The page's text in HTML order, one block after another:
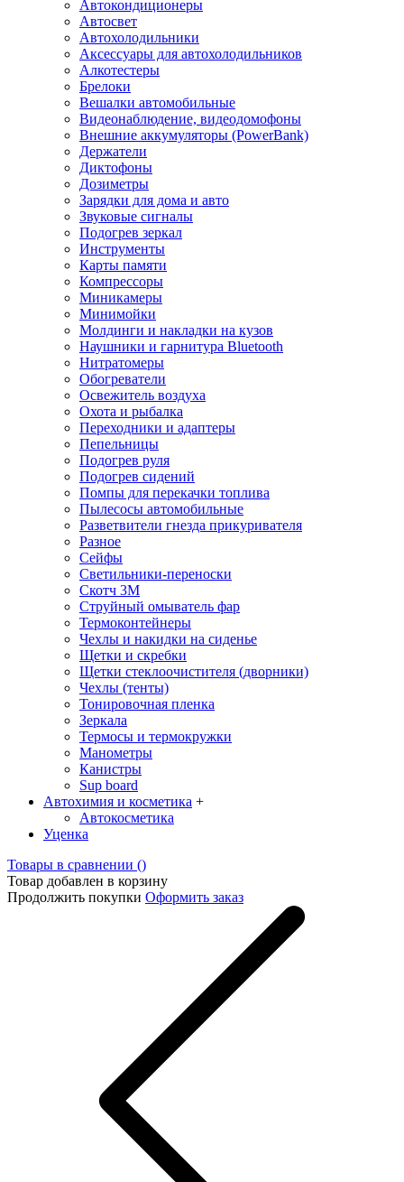
Автокондиционеры
Aвтосвет
Автохолодильники
Аксессуары для автохолодильников
Алкотестеры
Брелоки
Вешалки автомобильные
Видеонаблюдение, видеодомофоны
Внешние аккумуляторы (PowerBank)
Держатели
Диктофоны
Дозиметры
Зарядки для дома и авто
Звуковые сигналы
Подогрев зеркал
Инструменты
Карты памяти
Компрессоры
Миникамеры
Минимойки
Молдинги и накладки на кузов
Наушники и гарнитура Bluetooth
Нитратомеры
Обогреватели
Освежитель воздуха
Охота и рыбалка
Переходники и адаптеры
Пепельницы
Подогрев руля
Подогрев сидений
Помпы для перекачки топлива
Пылесосы автомобильные
Разветвители гнезда прикуривателя
Разное
Сейфы
Светильники-переноски
Скотч 3М
Струйный омыватель фар
Термоконтейнеры
Чехлы и накидки на сиденье
Щетки и скребки
Щетки стеклоочистителя (дворники)
Чехлы (тенты)
Тонировочная пленка
Зеркалa
Термосы и термокружки
Манометры
Канистры
Sup board
Автохимия и косметика +
Автокосметика
Уценка
Товары в сравнении ()
Товар добавлен в корзину
Продолжить покупки Оформить заказ